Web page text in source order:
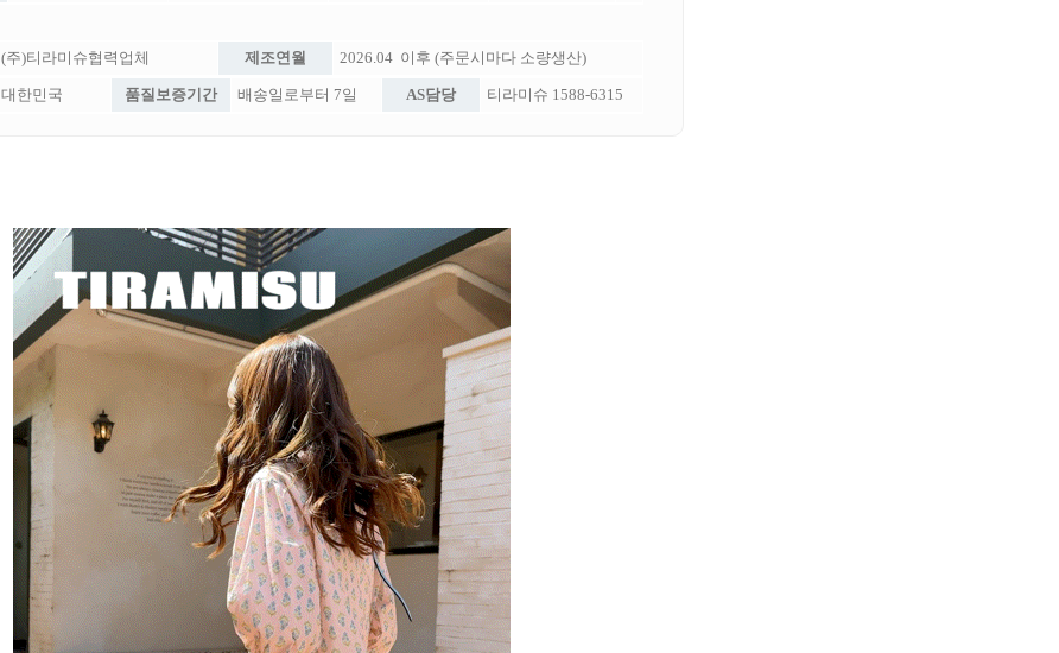
(주)티라미슈협력업체 제조연월 2026.04 이후 (주문시마다 소량생산)
대한민국 품질보증기간 배송일로부터 7일 AS담당 티라미슈 1588-6315